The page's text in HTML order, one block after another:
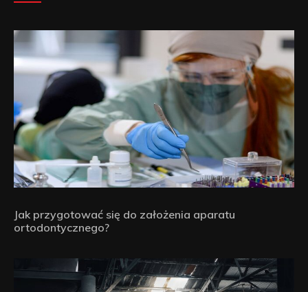
Jak przygotować się do założenia aparatu
ortodontycznego?